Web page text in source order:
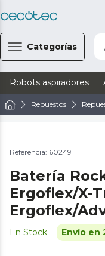
Categorías
Robots aspiradores
Repuestos
Referencia: 60249
Batería
Ergoflex/X-
Ergoflex/
En Stock Envío en